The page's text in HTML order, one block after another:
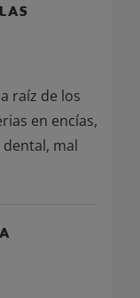
raíz de los
en encías,
mal